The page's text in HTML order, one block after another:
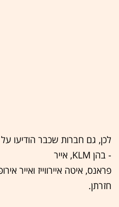
לכן, גם חברות שכבר הודיעו
- בהן KLM, אייר
פראנס, איטה איירווייז ואייר
חזרתן.